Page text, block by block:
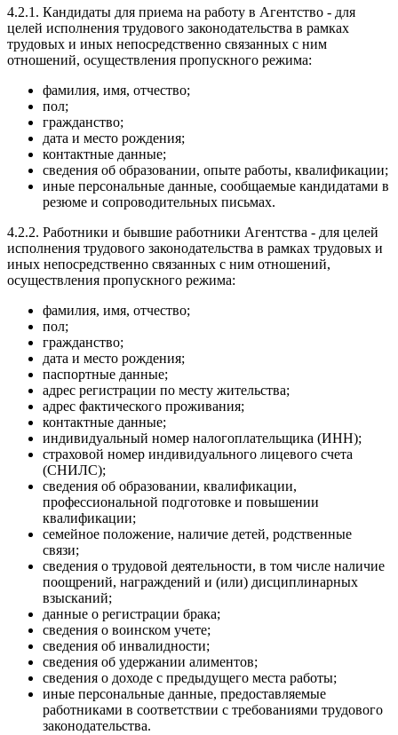
4.2.1. Кандидаты для приема на работу в Агентство - для
целей исполнения трудового законодательства в рамках
трудовых и иных непосредственно связанных с ним
отношений, осуществления пропускного режима:
фамилия, имя, отчество;
пол;
гражданство;
дата и место рождения;
контактные данные;
сведения об образовании, опыте работы, квалификации;
иные персональные данные, сообщаемые кандидатами в
резюме и сопроводительных письмах.
4.2.2. Работники и бывшие работники Агентства - для целей
исполнения трудового законодательства в рамках трудовых и
иных непосредственно связанных с ним отношений,
осуществления пропускного режима:
фамилия, имя, отчество;
пол;
гражданство;
дата и место рождения;
паспортные данные;
адрес регистрации по месту жительства;
адрес фактического проживания;
контактные данные;
индивидуальный номер налогоплательщика (ИНН);
страховой номер индивидуального лицевого счета
(СНИЛС);
сведения об образовании, квалификации,
профессиональной подготовке и повышении
квалификации;
семейное положение, наличие детей, родственные
связи;
сведения о трудовой деятельности, в том числе наличие
поощрений, награждений и (или) дисциплинарных
взысканий;
данные о регистрации брака;
сведения о воинском учете;
сведения об инвалидности;
сведения об удержании алиментов;
сведения о доходе с предыдущего места работы;
иные персональные данные, предоставляемые
работниками в соответствии с требованиями трудового
законодательства.